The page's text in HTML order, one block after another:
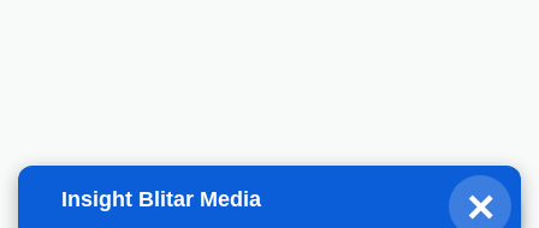
×
Insight Blitar Media